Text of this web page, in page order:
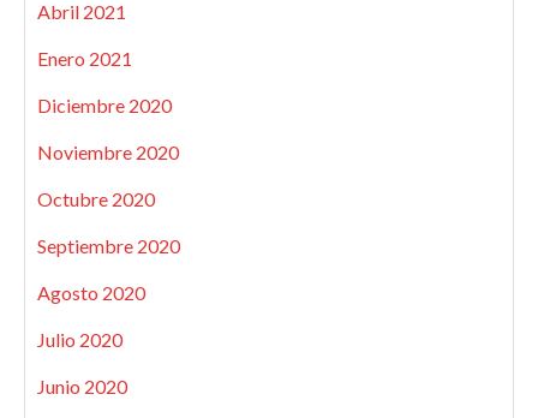
Abril 2021
Enero 2021
Diciembre 2020
Noviembre 2020
Octubre 2020
Septiembre 2020
Agosto 2020
Julio 2020
Junio 2020